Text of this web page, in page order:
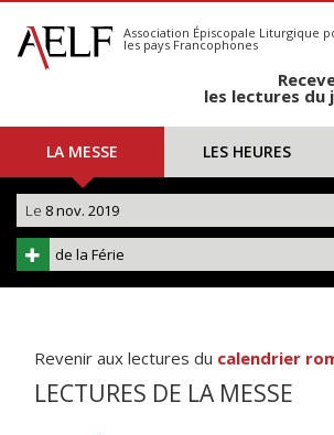
S'abonner
Calendrier
Association Épiscopale Liturgique
les pays Francophones
les lectures du
LA MESSE LES HEURES
Le 8 nov. 2019
de la Férie
Revenir aux lectures du calendrier
LECTURES DE LA MESSE